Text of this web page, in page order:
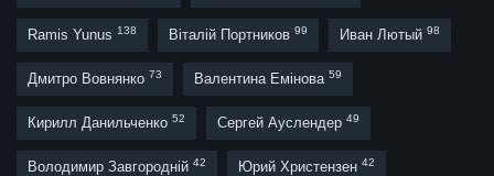
Ramis Yunus 138 Віталій Портников 99 Иван Лютый 98
Дмитро Вовнянко 73 Валентина Емінова 59
Кирилл Данильченко 52 Сергей Ауслендер 49
Володимир Завгородній 42 Юрий Христензен 42